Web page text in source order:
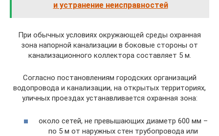
и устранение неисправностей
При обычных условиях окружающей среды охранная
зона напорной канализации в боковые стороны от
канализационного коллектора составляет 5 м.
Согласно постановлениям городских организаций
водопровода и канализации, на открытых территориях,
уличных проездах устанавливается охранная зона:
около сетей, не превышающих диаметр 600 мм –
по 5 м от наружных стен трубопровода или